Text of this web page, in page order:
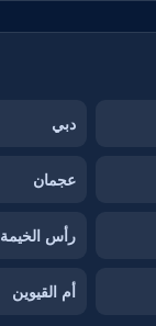
دبي
عجمان
رأس الخيمة
أم القيوين